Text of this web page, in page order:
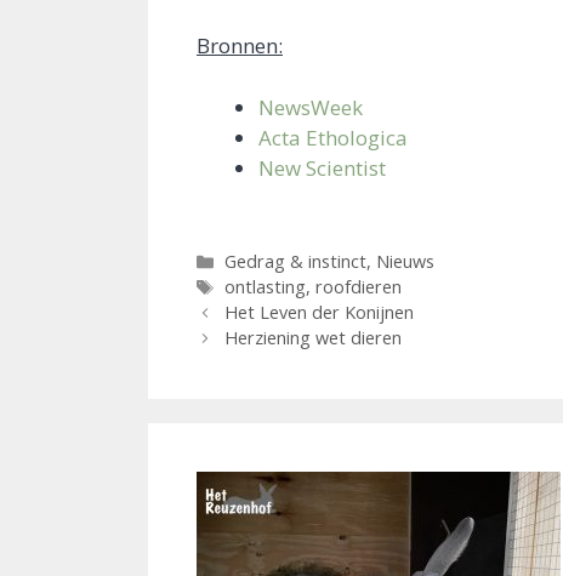
Bronnen:
NewsWeek
Acta Ethologica
New Scientist
Categorieën
Gedrag & instinct, Nieuws
Tags
ontlasting,roofdieren
Het Leven der Konijnen
Herziening wet dieren